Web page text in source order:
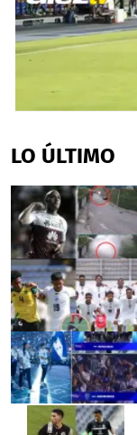
of
1
1
second
LO ÚLTIMO